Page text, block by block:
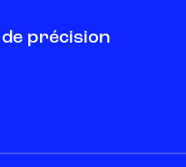
précision